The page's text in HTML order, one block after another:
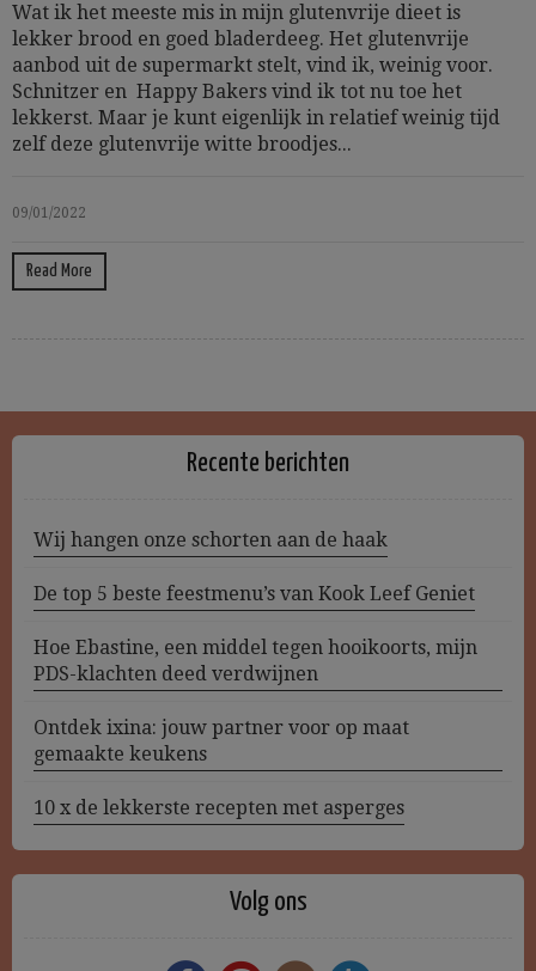
Wat ik het meeste mis in mijn glutenvrije dieet is
lekker brood en goed bladerdeeg. Het glutenvrije
aanbod uit de supermarkt stelt, vind ik, weinig voor.
Schnitzer en Happy Bakers vind ik tot nu toe het
lekkerst. Maar je kunt eigenlijk in relatief weinig tijd
zelf deze glutenvrije witte broodjes...
09/01/2022
Read More
Recente berichten
Wij hangen onze schorten aan de haak
De top 5 beste feestmenu’s van Kook Leef Geniet
Hoe Ebastine, een middel tegen hooikoorts, mijn
PDS-klachten deed verdwijnen
Ontdek ixina: jouw partner voor op maat
gemaakte keukens
10 x de lekkerste recepten met asperges
Volg ons